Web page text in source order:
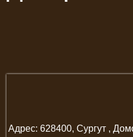
Адрес: 628400, Сургут ,